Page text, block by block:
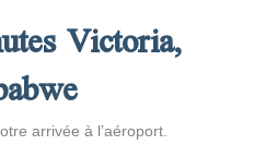
Victoria,
arrivée à l’aéroport.